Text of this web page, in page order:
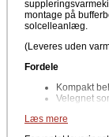
montage på
solcelleanlæg.
(Leveres uden
Fordele
Kompakt
Velegnet
Læs mere